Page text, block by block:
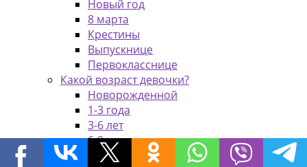
Новый год
8 марта
Крестины
Выпускнице
Первокласснице
Какой возраст девочки?
Новорожденной
1-3 года
3-6 лет
6-9 лет
9-14 лет